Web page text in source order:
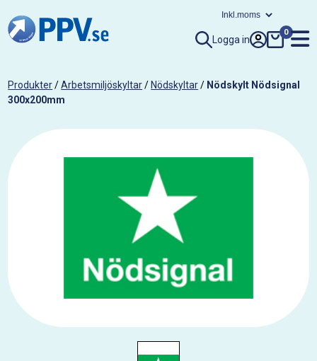
Logga in
0
Produkter/Arbetsmiljöskyltar/ Nödskyltar/ Nödskylt Nödsignal
300x200mm